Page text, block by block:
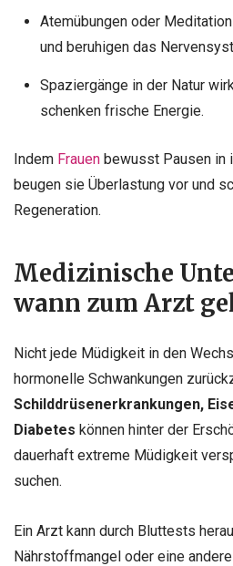
Atemübungen oder
und beruhigen das
Spaziergänge in der Natur
schenken frische Energie.
Indem Frauen bewusst Pausen in
beugen sie Überlastung vor und
Regeneration.
Medizinische
wann zum Arzt
Nicht jede Müdigkeit in den
hormonelle Schwankungen
Schilddrüsenerkrankungen,
Diabetes können hinter der
dauerhaft extreme Müdigkeit
suchen.
Ein Arzt kann durch Bluttests
Nährstoffmangel oder eine